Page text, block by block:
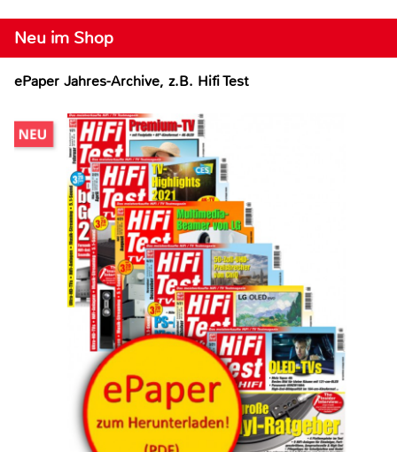
Neu im Shop
ePaper Jahres-Archive, z.B. Hifi Test